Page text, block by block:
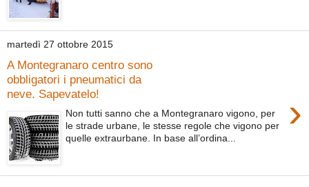
martedì 27 ottobre 2015
A Montegranaro centro sono
obbligatori i pneumatici da
neve. Sapevatelo!
›
Non tutti sanno che a Montegranaro vigono, per
le strade urbane, le stesse regole che vigono per
quelle extraurbane. In base all’ordina...